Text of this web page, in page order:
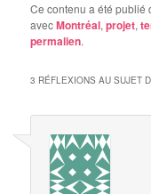
Ce contenu a été publié
avecMontréal,projet,
permalien.
3 RÉFLEXIONS AU SUJET